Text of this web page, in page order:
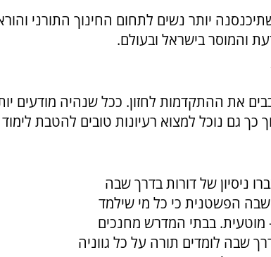
יותר נשים לתחום החינוך התורני
והמוסר בישראל ובעולם.
את ההתקדמות לחזון. ככל שנהיה מודעים
כך גם נוכל למצוא רעיונות טובים להטבת
ניסיון של דורות בדרך שבה
הפשטנית כי כל מי שילמד
מוטעית. בבתי המדרש מחנכים
שבה לומדים תורה על כל גווניה